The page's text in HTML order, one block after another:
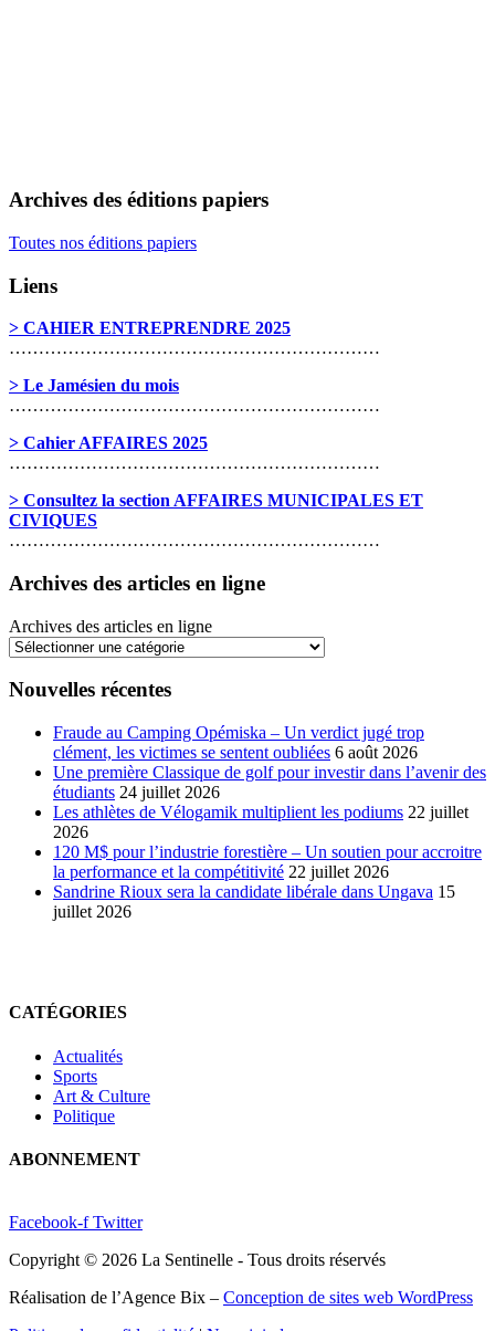
Archives des éditions papiers
Toutes nos éditions papiers
Liens
> CAHIER ENTREPRENDRE 2025
………………………………………………………
> Le Jamésien du mois
………………………………………………………
> Cahier AFFAIRES 2025
………………………………………………………
> Consultez la section AFFAIRES MUNICIPALES ET
CIVIQUES
………………………………………………………
Archives des articles en ligne
Archives des articles en ligne
Nouvelles récentes
Fraude au Camping Opémiska – Un verdict jugé trop
clément, les victimes se sentent oubliées 6 août 2026
Une première Classique de golf pour investir dans l’avenir des
étudiants 24 juillet 2026
Les athlètes de Vélogamik multiplient les podiums 22 juillet
2026
120 M$ pour l’industrie forestière – Un soutien pour accroitre
la performance et la compétitivité 22 juillet 2026
Sandrine Rioux sera la candidate libérale dans Ungava 15
juillet 2026
CATÉGORIES
Actualités
Sports
Art & Culture
Politique
ABONNEMENT
Facebook-f Twitter
Copyright © 2026 La Sentinelle - Tous droits réservés
Réalisation de l’Agence Bix – Conception de sites web WordPress